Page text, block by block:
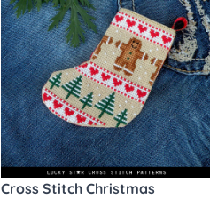
Cross Stitch Christmas